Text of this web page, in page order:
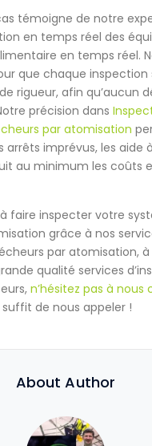
témoigne de notre
en temps réeldes
en temps réel.
que chaque inspection
rigueur, afin qu’aucun
précision dans
par atomisation
arrêts imprévus, les aide
au minimum les coûts
faire inspecter votre
grâce à nos
par atomisation,
qualitéservices
,n’hésitez pas à
suffit de nous appeler !
About Author